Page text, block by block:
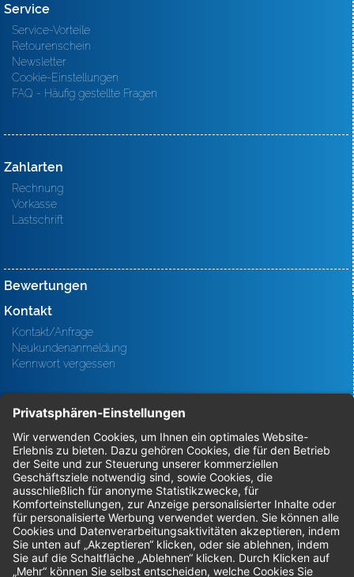
Service
Service-Vorteile
Retourenschein
Newsletter
Cookie-Einstellungen
FAQ - Häufig gestellte Fragen
Zahlarten
Rechnung
Vorkasse
Lastschrift
Bewertungen
Kontakt
Kontakt/Anfrage
Neukundenanmeldung
Kennwort vergessen
Bestellungen
Sendung verfolgen